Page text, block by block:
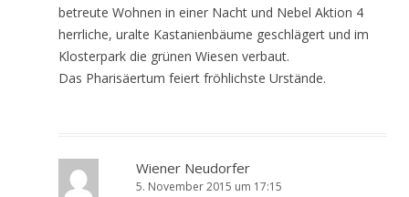
betreute Wohnen in einer Nacht und Nebel Aktion 4
herrliche, uralte Kastanienbäume geschlägert und im
Klosterpark die grünen Wiesen verbaut.
Das Pharisäertum feiert fröhlichste Urstände.
Wiener Neudorfer
5. November 2015 um 17:15